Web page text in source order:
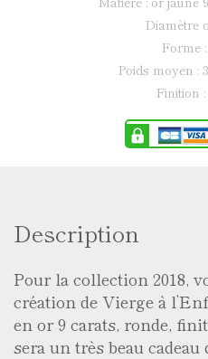
diamètre
forme
poids moyen
finition
Description
Pour la collection 2018,
création de Vierge à
en or 9 carats, ronde,
sera un très beau cadeau